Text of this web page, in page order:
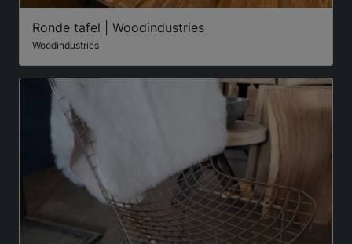
Ronde tafel | Woodindustries
Woodindustries